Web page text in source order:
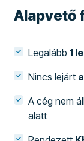
Alapvető
Legalább1
Nincs lejárt
A cég nem áll
alatt